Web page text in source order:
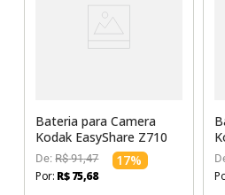
Bateria para Camera
Kodak EasyShare Z710
De:R$ 91,47 17%
Por: R$ 75,68